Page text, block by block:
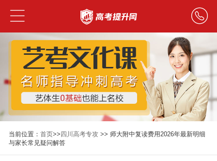
当前位置： 首页>>四川高考专攻>> 师大附中复读费用2026年最新明细
与家长常见疑问解答